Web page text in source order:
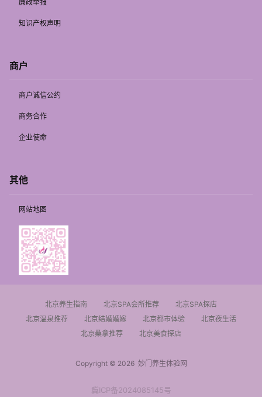
廉政举报
知识产权声明
商户
商户诚信公约
商务合作
企业使命
其他
网站地图
北京养生指南 北京SPA会所推荐
北京SPA探店
北京温泉推荐
北京结婚婚嫁 北京都市体验
北京夜生活
北京桑拿推荐
北京美食探店
Copyright © 2026妙门养生体验网
冀ICP备2024085145号